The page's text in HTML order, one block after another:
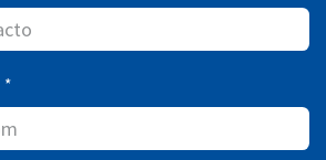
*